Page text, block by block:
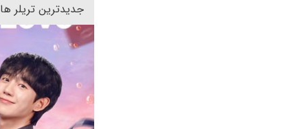
جدیدترین تریلر ها